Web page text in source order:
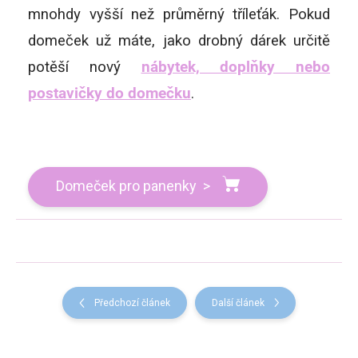
mnohdy vyšší než průměrný tříleťák. Pokud
domeček už máte, jako drobný dárek určitě
potěší nový nábytek, doplňky nebo
postavičky do domečku.
Domeček pro panenky >
Předchozí článek Další článek